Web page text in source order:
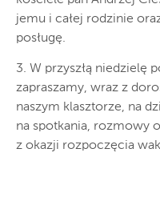
jemu i całej rodzinie
posługę.
3. W przyszłą niedzielę
zapraszamy, wraz z
naszym klasztorze, na
na spotkania, rozmowy
z okazji rozpoczęcia